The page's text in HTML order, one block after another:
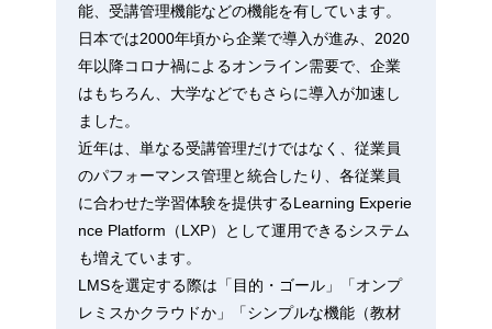
能、受講管理機能などの機能を有しています。
日本では2000年頃から企業で導入が進み、2020
年以降コロナ禍によるオンライン需要で、企業
はもちろん、大学などでもさらに導入が加速し
ました。
近年は、単なる受講管理だけではなく、従業員
のパフォーマンス管理と統合したり、各従業員
に合わせた学習体験を提供するLearning Experie
nce Platform（LXP）として運用できるシステム
も増えています。
LMSを選定する際は「目的・ゴール」「オンプ
レミスかクラウドか」「シンプルな機能（教材